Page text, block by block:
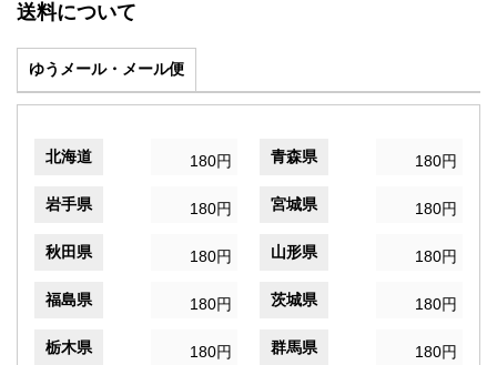
送料について
ゆうメール・メール便
北海道 180円 青森県 180円
岩手県 180円 宮城県 180円
秋田県 180円 山形県 180円
福島県 180円 茨城県 180円
栃木県 180円 群馬県 180円